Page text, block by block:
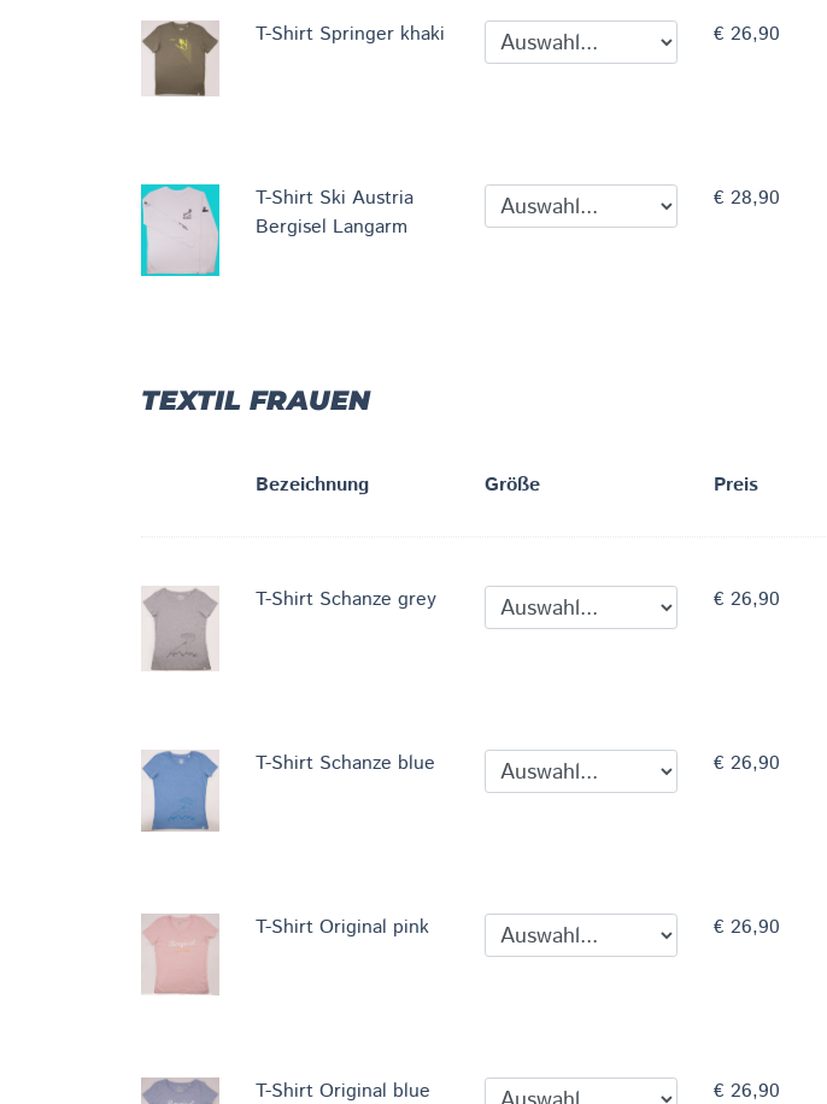
T-Shirt Springer khaki € 26,90
T-Shirt Ski Austria
Bergisel Langarm
€ 28,90
TEXTIL FRAUEN
Bezeichnung Größe Preis
T-Shirt Schanze grey € 26,90
T-Shirt Schanze blue € 26,90
T-Shirt Original pink € 26,90
T-Shirt Original blue € 26,90